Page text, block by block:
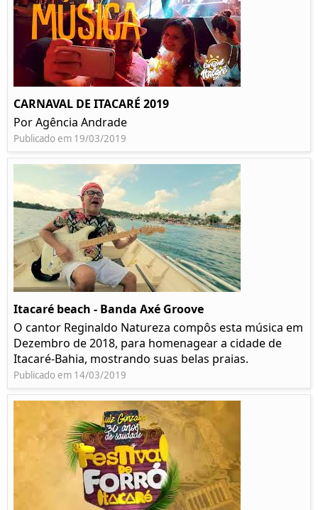
CARNAVAL DE ITACARÉ 2019
Por Agência Andrade
Publicado em 19/03/2019
Itacaré beach - Banda Axé Groove
O cantor Reginaldo Natureza compôs esta música em
Dezembro de 2018, para homenagear a cidade de
Itacaré-Bahia, mostrando suas belas praias.
Publicado em 14/03/2019